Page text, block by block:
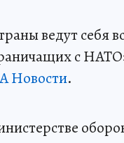
ведут себя
с
Новости.